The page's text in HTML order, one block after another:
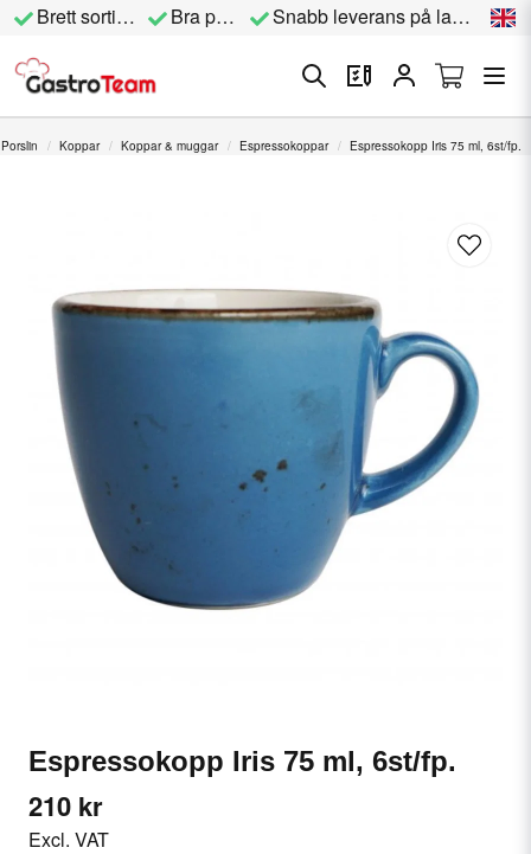
Brett sortiment Bra priser Snabb leverans på lagervara
Porslin Koppar Koppar & muggar Espressokoppar Espressokopp Iris 75 ml, 6st/fp.
Espressokopp Iris 75 ml, 6st/fp.
210 kr
Excl. VAT